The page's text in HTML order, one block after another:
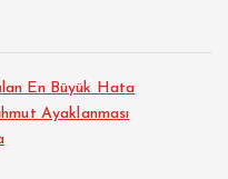
En Büyük Hata
Ayaklanması